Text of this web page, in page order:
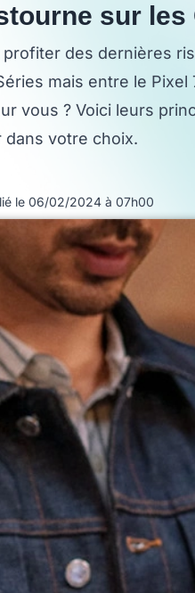
sur les
profiter des dernières
mais entre le
vous ? Voici leurs
dans votre choix.
le 06/02/2024 à 07h00